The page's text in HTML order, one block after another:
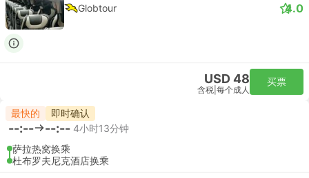
Globtour 4.0
USD 48
含税 每个成人
买票
最快的 即时确认
--:-- --:-- 4小时13分钟
萨拉热窝换乘
杜布罗夫尼克酒店换乘